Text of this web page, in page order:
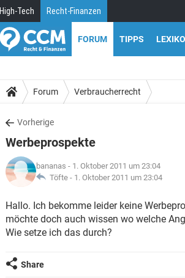
High-Tech Recht-Finanzen
FORUM TIPPS
Forum Verbraucherrecht
Vorherige
Werbeprospekte
bananas - 1. Oktober 2011 um 23:04
Töfte - 1. Oktober 2011 um 23:04
Hallo. Ich bekomme leider keine
möchte doch auch wissen wo welche
Wie setze ich das durch?
Share